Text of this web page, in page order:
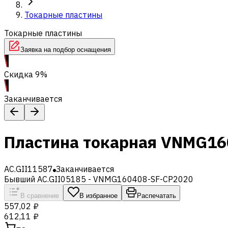
Токарные пластины
Токарные пластины
Заявка на подбор оснащения
Скидка 9%
Заканчивается
Пластина токарная
AC.GII11587 Заканчивается
Бывший AC.GII05185 - VNMG160408-SF-CP2020
В сравнение В избранное Распечатать
557,02 ₽
612,11 ₽